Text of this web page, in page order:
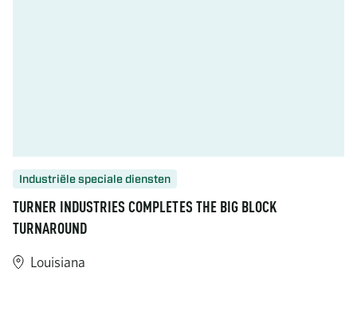
Industriële speciale diensten
TURNER INDUSTRIES COMPLETES THE BIG BLOCK
TURNAROUND
Louisiana